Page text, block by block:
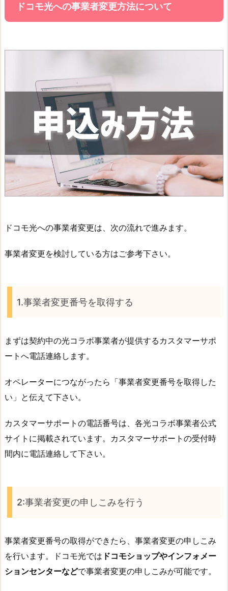
ドコモ光への事業者変更方法について
ドコモ光への事業者変更は、次の流れで進みます。
事業者変更を検討している方はご参考下さい。
1.事業者変更番号を取得する
まずは契約中の光コラボ事業者が提供するカスタマーサポ
ートへ電話連絡します。
オペレーターにつながったら「事業者変更番号を取得した
い」と伝えて下さい。
カスタマーサポートの電話番号は、各光コラボ事業者公式
サイトに掲載されています。カスタマーサポートの受付時
間内に電話連絡して下さい。
2:事業者変更の申しこみを行う
事業者変更番号の取得ができたら、事業者変更の申しこみ
を行います。ドコモ光では ドコモショップやインフォメー
ションセンターなどで事業者変更の申しこみが可能です。